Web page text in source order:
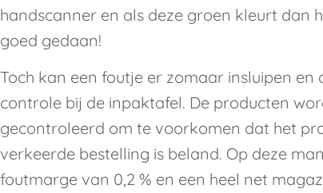
handscanner en als deze groen kleurt dan
goed gedaan!
Toch kan een foutje er zomaar insluipen
controle bij de inpaktafel. De producten
gecontroleerd om te voorkomen dat het
verkeerde bestelling is beland. Op deze
foutmarge van 0,2 % en een heel net